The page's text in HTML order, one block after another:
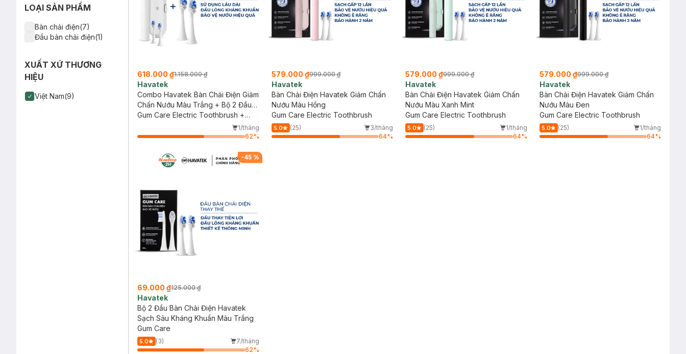
LOẠI SẢN PHẨM
Bàn chải điện(7)
Đầu bàn chải điện(1)
XUẤT XỨ THƯƠNG
HIỆU
Việt Nam(9)
618.000 ₫1.158.000 ₫
Havatek
Combo Havatek Bàn Chải Điện Giảm
Chấn Nướu Màu Trắng + Bộ 2 Đầu
Bàn Chải Điện Sạch Sâu Kháng
Gum Care Electric Toothbrush +
1/tháng
62%
579.000 ₫999.000 ₫
Havatek
Bàn Chải Điện Havatek Giảm Chấn
Nướu Màu Hồng
Gum Care Electric Toothbrush
5.0 (25)
3/tháng
64%
579.000 ₫999.000 ₫
Havatek
Bàn Chải Điện Havatek Giảm Chấn
Nướu Màu Xanh Mint
Gum Care Electric Toothbrush
5.0 (25)
1/tháng
64%
579.000 ₫999.000 ₫
Havatek
Bàn Chải Điện Havatek Giảm Chấn
Nướu Màu Đen
Gum Care Electric Toothbrush
5.0 (25)
1/tháng
64%
-45%
69.000 ₫125.000 ₫
Havatek
Bộ 2 Đầu Bàn Chải Điện Havatek
Sạch Sâu Kháng Khuẩn Màu Trắng
Gum Care
5.0 (3)
7/tháng
62%